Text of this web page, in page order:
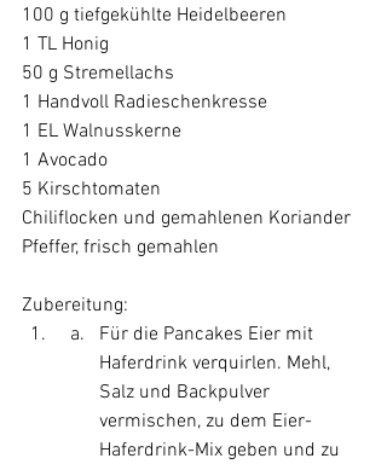
100 g tiefgekühlte Heidelbeeren
1 TL Honig
50 g Stremellachs
1 Handvoll Radieschenkresse
1 EL Walnusskerne
1 Avocado
5 Kirschtomaten
Chiliflocken und gemahlenen Koriander
Pfeffer, frisch gemahlen
Zubereitung:
Für die Pancakes Eier mit
Haferdrink verquirlen. Mehl,
Salz und Backpulver
vermischen, zu dem Eier-
Haferdrink-Mix geben und zu